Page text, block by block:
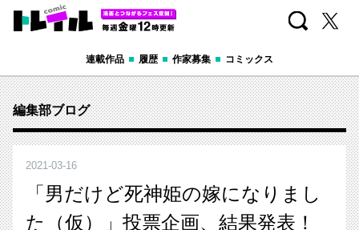
コミックトレイルあなたの心にほどよく刺さる 毎週金曜12時更新
連載作品 履歴 作家募集 コミックス
検索
編集部ブログ
2021-03-16
「男だけど死神姫の嫁になりまし
た（仮）」投票企画、結果発表！